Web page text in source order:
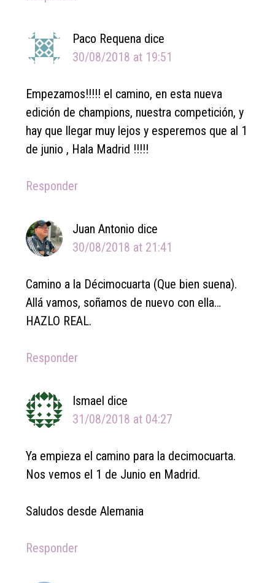
Paco Requena dice
30/08/2018 at 19:51
Empezamos!!!!! el camino, en esta nueva
edición de champions, nuestra competición, y
hay que llegar muy lejos y esperemos que al 1
de junio , Hala Madrid !!!!!
Responder
Juan Antonio dice
30/08/2018 at 21:41
Camino a la Décimocuarta (Que bien suena).
Allá vamos, soñamos de nuevo con ella…
HAZLO REAL.
Responder
Ismael dice
31/08/2018 at 04:27
Ya empieza el camino para la decimocuarta.
Nos vemos el 1 de Junio en Madrid.
Saludos desde Alemania
Responder